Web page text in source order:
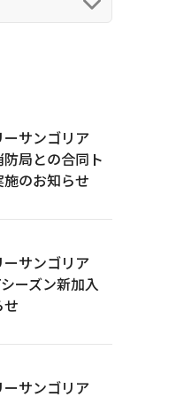
サンゴリア
局との合同ト
のお知らせ
サンゴリア
ーズン新加入
サンゴリア